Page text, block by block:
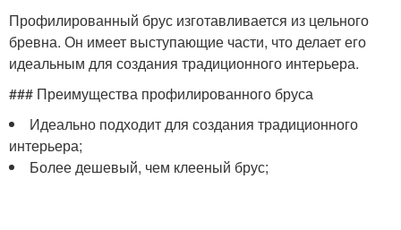
Профилированный брус изготавливается из цельного
бревна. Он имеет выступающие части, что делает его
идеальным для создания традиционного интерьера.
### Преимущества профилированного бруса
Идеально подходит для создания традиционного
интерьера;
Более дешевый, чем клееный брус;